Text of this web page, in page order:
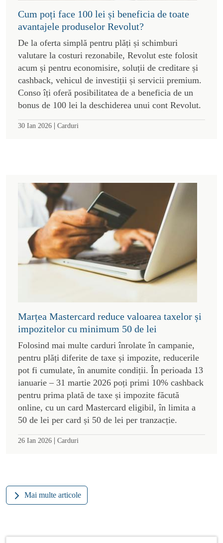
Cum poți face 100 lei și beneficia de toate
avantajele produselor Revolut?
De la oferta simplă pentru plăți și schimburi
valutare la costuri rezonabile, Revolut este folosit
acum și pentru economisire, soluții de creditare și
cashback, vehicul de investiții și servicii premium.
Conso îți oferă posibilitatea de a beneficia de un
bonus de 100 lei la deschiderea unui cont Revolut.
30 Ian 2026 | Carduri
Marțea Mastercard reduce valoarea taxelor și
impozitelor cu minimum 50 de lei
Folosind mai multe carduri înrolate în campanie,
pentru plăți diferite de taxe și impozite, reducerile
pot fi cumulate, în anumite condiții. În perioada 13
ianuarie – 31 martie 2026 poți primi 10% cashback
pentru prima plată de taxe și impozite făcută
online, cu un card Mastercard eligibil, în limita a
50 de lei per card și 50 de lei per tranzacție.
26 Ian 2026 | Carduri
Mai multe articole